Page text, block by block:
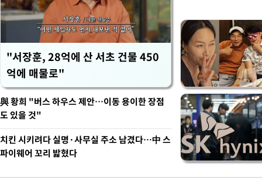
"서장훈, 28억에 산 서초 건물 450
억에 매물로"
與 황희 "버스 하우스 제안…이동 용이한 장점
도 있을 것"
치킨 시키려다 실명·사무실 주소 남겼다…中 스
파이웨어 꼬리 밟혔다